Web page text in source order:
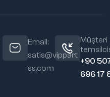
Email:
satis@vippart
ss.com
Müşteri
+90
696 17